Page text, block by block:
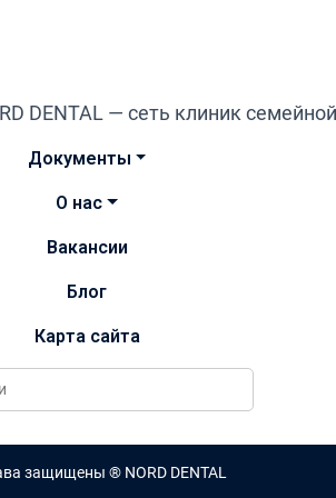
Документы
О нас
Вакансии
Блог
Карта сайта
защищены ® NORD DENTAL